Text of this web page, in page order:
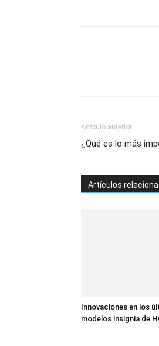
Artículo anterior
¿Qué es lo más
Artículos
Innovaciones en los
modelos insignia de